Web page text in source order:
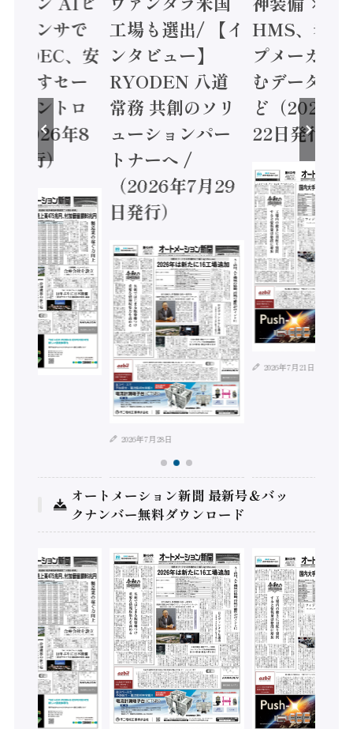
センサで
/ IDEC、安
かすセー
コントロ
2026年8
発行）
工場も選出/ 【イ
ンタビュー】
RYODEN 八道
常務 共創のソリ
ューションパー
トナーへ /
（2026年7月29
日発行）
2026年7月28日
HMS、老舗
プメーカー
むデータ活
ど（2026年
22日発行）
2026年7月21日
オートメーション新聞 最新号＆バッ
クナンバー無料ダウンロード